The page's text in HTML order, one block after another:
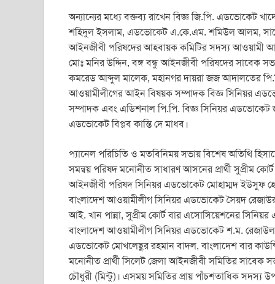
অন্যান্যের মধ্যে বক্তব্য রাখেন বিজ্ঞ জি.পি. এডভোকেট
শহিদুল ইসলাম, এডভোকেট এ.কে.এম. শমিউল আলম,
আইনজীবী পরিষদের আহবায়ক কমিটির সদস্য আওয়ামী
মোঃ মনির উদ্দিন, বঙ্গ বন্ধু আইনজীবী পরিষদের সাবেক
কমরেড আব্দুল মালেক, মহানগর দায়রা জজ আদালতের
আওয়ামীলীগের আইন বিষয়ক সম্পাদক বিজ্ঞ সিনিয়র
সম্পাদক এবং এডিশনাল পি.পি. বিজ্ঞ সিনিয়র এডভোকেট
এডভোকেট বিপ্লব কান্তি দে মাধব।
প্যানেল পরিচিতি ও মতবিনিময় সভায় বিশেষ অতিথি
সমন্বয় পরিষদ মনোনীত সাধারণ আসনের প্রার্থী সুপ্রীম
আইনজীবী পরিষদ সিনিয়র এডভোকেট মোহাম্মদ ইউসুফ
বাংলাদেশ আওয়ামীলীগ সিনিয়র এডভোকেট সৈয়দ
আই. খান পান্না, সুপ্রীম কোর্ট বার এসোসিয়েশনের
বাংলাদেশ আওয়ামীলীগ সিনিয়র এডভোকেট শ.ম.
এডভোকেট মোখলেছুর রহমান বাদল, বাংলাদেশ বার
মনোনীত প্রার্থী সিলেট জেলা আইনজীবী সমিতির
চৌধুরী (মিন্টু)। এসময় সমিতির প্রায় পাঁচশতাধিক সদস্য